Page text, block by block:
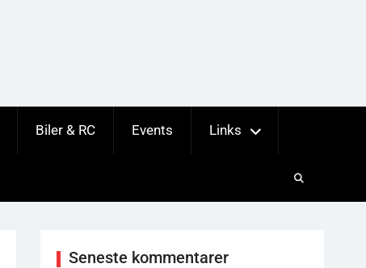
Biler & RC Events Links
Seneste kommentarer